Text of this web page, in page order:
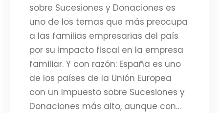
sobre Sucesiones y Donaciones es
uno de los temas que más preocupa
a las familias empresarias del país
por su impacto fiscal en la empresa
familiar. Y con razón: España es uno
de los países de la Unión Europea
con un Impuesto sobre Sucesiones y
Donaciones más alto, aunque con…